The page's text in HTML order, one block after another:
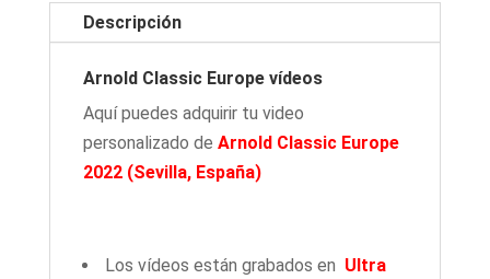
Descripción
Arnold Classic Europe vídeos
Aquí puedes adquirir tu video
personalizado de Arnold Classic Europe
2022 (Sevilla, España)
Los vídeos están grabados en Ultra